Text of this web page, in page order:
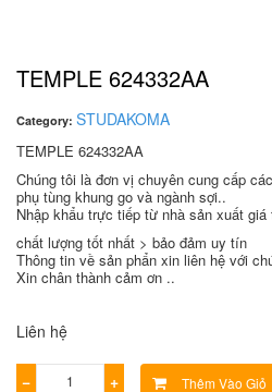
TEMPLE 624332AA
Category: STUDAKOMA
TEMPLE 624332AA
Chúng tôi là đơn vị chuyên cung cấp
phụ tùng khung go và ngành sợi..
Nhập khẩu trực tiếp từ nhà sản xuất giá
chất lượng tốt nhất > bảo đảm uy tín
Thông tin về sản phẩn xin liên hệ với
Xin chân thành cảm ơn ..
Liên hệ
− + Thêm Vào Giỏ